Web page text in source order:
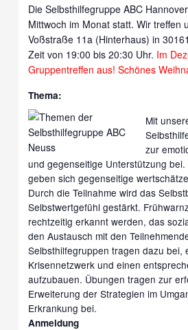
Die Selbsthilfegruppe ABC
Mittwoch im Monat statt. Wir treffen
Voßstraße 11a (Hinterhaus) in
Zeit von 19:00 bis 20:30 Uhr. Im
Gruppentreffen aus! Schönes
Thema:
Mit
zur
und gegenseitige Unterstützung bei.
geben sich gegenseitige
Durch die Teilnahme wird das
Selbstwertgefühl gestärkt.
rechtzeitig erkannt werden, das
den Austausch mit den
Selbsthilfegruppen tragen dazu bei,
Krisennetzwerk und einen
aufzubauen. Übungen tragen zur
Erweiterung der Strategien im
Erkrankung bei.
Anmeldung